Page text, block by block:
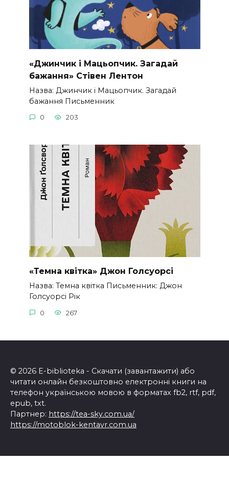
«Джинчик і Мацьопчик. Загадай
бажання» Стівен Лентон
Назва: Джинчик і Мацьопчик. Загадай
бажання Письменник
0 203
«Темна квітка» Джон Голсуорсі
Назва: Темна квітка Письменник: Джон
Голсуорсі Рік
0 267
© 2026 E-biblioteka - Скачати (завантажити) або
читати онлайн безкоштовно електронні книги на
телефон українською мовою в форматах fb2, rtf, pdf,
epub, txt.
Партнер: https://tea-sky.com.ua/
https://motoblok-kentavr.com.ua